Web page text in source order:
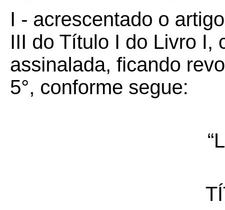
I - acrescentado o
III do Título I do Livro I,
assinalada, ficando
5°, conforme segue: